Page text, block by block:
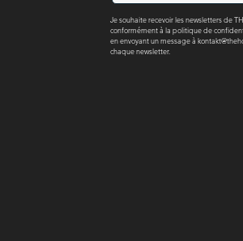
Je souhaite recevoir les newsletters de
conformément à la politique de
en envoyant un message à
chaque newsletter.